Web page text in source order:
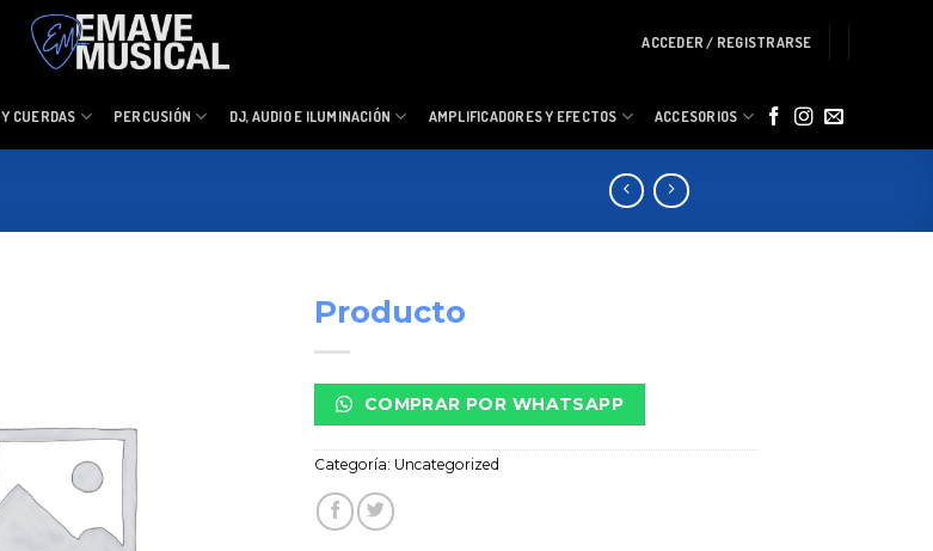
ACCEDER / REGISTRARSE
CUERDAS PERCUSIÓN DJ, AUDIO E ILUMINACIÓN AMPLIFICADORES Y EFECTOS ACCESORIOS
Producto
COMPRAR POR WHATSAPP
Categoría: Uncategorized